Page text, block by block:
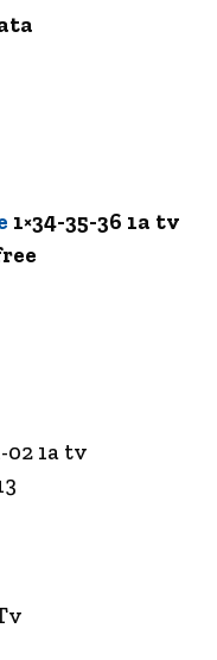
1×34-35-36 1a tv
02 1a tv